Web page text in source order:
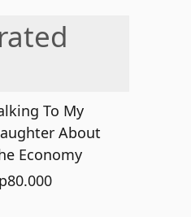
To My
About
Economy
80.000